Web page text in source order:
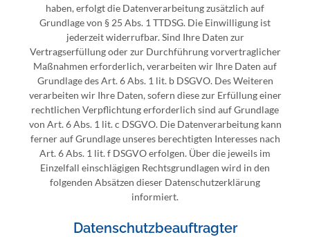
haben, erfolgt die Datenverarbeitung zusätzlich auf
Grundlage von § 25 Abs. 1 TTDSG. Die Einwilligung ist
jederzeit widerrufbar. Sind Ihre Daten zur
Vertragserfüllung oder zur Durchführung vorvertraglicher
Maßnahmen erforderlich, verarbeiten wir Ihre Daten auf
Grundlage des Art. 6 Abs. 1 lit. b DSGVO. Des Weiteren
verarbeiten wir Ihre Daten, sofern diese zur Erfüllung einer
rechtlichen Verpflichtung erforderlich sind auf Grundlage
von Art. 6 Abs. 1 lit. c DSGVO. Die Datenverarbeitung kann
ferner auf Grundlage unseres berechtigten Interesses nach
Art. 6 Abs. 1 lit. f DSGVO erfolgen. Über die jeweils im
Einzelfall einschlägigen Rechtsgrundlagen wird in den
folgenden Absätzen dieser Datenschutzerklärung
informiert.
Datenschutz­beauftragter